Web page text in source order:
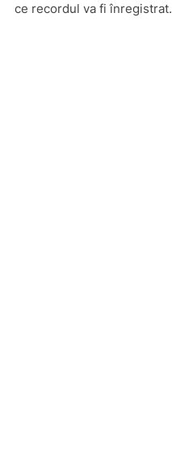
ce recordul va fi înregistrat.